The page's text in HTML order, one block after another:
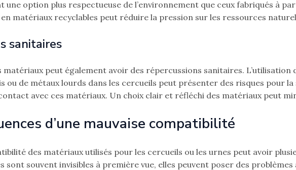
une option plus respectueuse de l’environnement que ceux fabriqués à
matériaux recyclables peut réduire la pression sur les ressources
sanitaires
matériaux peut également avoir des répercussions sanitaires.
ou de métaux lourds dans les cercueils peut présenter des risques pour
avec ces matériaux. Un choix clair et réfléchi des matériaux peut
d’une mauvaise compatibilité
des matériaux utilisés pour les cercueils ou les urnes peut avoir
sont souvent invisibles à première vue, elles peuvent poser des